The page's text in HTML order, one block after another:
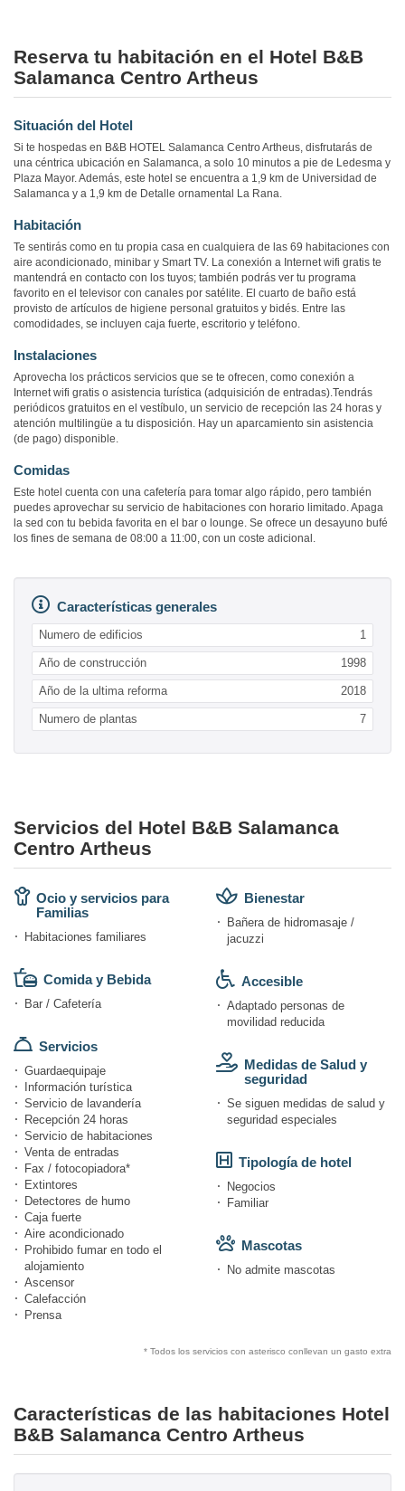
Reserva tu habitación en el Hotel B&B
Salamanca Centro Artheus
Situación del Hotel
Si te hospedas en B&B HOTEL Salamanca Centro Artheus, disfrutarás de
una céntrica ubicación en Salamanca, a solo 10 minutos a pie de Ledesma y
Plaza Mayor. Además, este hotel se encuentra a 1,9 km de Universidad de
Salamanca y a 1,9 km de Detalle ornamental La Rana.
Habitación
Te sentirás como en tu propia casa en cualquiera de las 69 habitaciones con
aire acondicionado, minibar y Smart TV. La conexión a Internet wifi gratis te
mantendrá en contacto con los tuyos; también podrás ver tu programa
favorito en el televisor con canales por satélite. El cuarto de baño está
provisto de artículos de higiene personal gratuitos y bidés. Entre las
comodidades, se incluyen caja fuerte, escritorio y teléfono.
Instalaciones
Aprovecha los prácticos servicios que se te ofrecen, como conexión a
Internet wifi gratis o asistencia turística (adquisición de entradas).Tendrás
periódicos gratuitos en el vestíbulo, un servicio de recepción las 24 horas y
atención multilingüe a tu disposición. Hay un aparcamiento sin asistencia
(de pago) disponible.
Comidas
Este hotel cuenta con una cafetería para tomar algo rápido, pero también
puedes aprovechar su servicio de habitaciones con horario limitado. Apaga
la sed con tu bebida favorita en el bar o lounge. Se ofrece un desayuno bufé
los fines de semana de 08:00 a 11:00, con un coste adicional.
Características generales
Numero de edificios 1
Año de construcción 1998
Año de la ultima reforma 2018
Numero de plantas 7
Servicios del Hotel B&B Salamanca
Centro Artheus
Ocio y servicios para
Familias
Habitaciones familiares
Comida y Bebida
Bar / Cafetería
Servicios
Guardaequipaje
Información turística
Servicio de lavandería
Recepción 24 horas
Servicio de habitaciones
Venta de entradas
Fax / fotocopiadora*
Extintores
Detectores de humo
Caja fuerte
Aire acondicionado
Prohibido fumar en todo el
alojamiento
Ascensor
Calefacción
Prensa
Bienestar
Bañera de hidromasaje /
jacuzzi
Accesible
Adaptado personas de
movilidad reducida
Medidas de Salud y
seguridad
Se siguen medidas de salud y
seguridad especiales
Tipología de hotel
Negocios
Familiar
Mascotas
No admite mascotas
* Todos los servicios con asterisco conllevan un gasto extra
Características de las habitaciones Hotel
B&B Salamanca Centro Artheus